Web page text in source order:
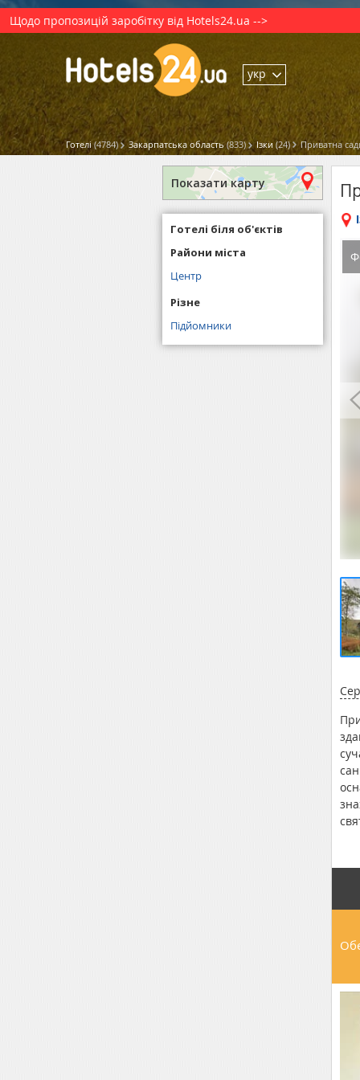
Щодо пропозицій заробітку від Hotels24.ua -->
укр
Готелі (4784) Закарпатська область (833) Ізки (24) Приватна
Показати карту
Готелі біля об'єктів
Райони міста
Центр
Різне
Підйомники